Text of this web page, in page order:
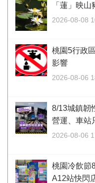
「蓮」映
2026-08-08
桃園5行政
影響
2026-08-06
8/13城鎮韌
營運、車站
2026-08-06
桃園冷飲節
A12站快閃